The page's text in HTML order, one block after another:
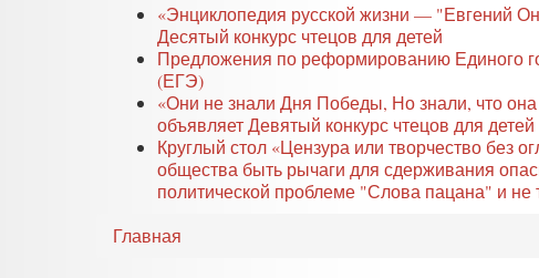
«Энциклопедия русской жизни — "Евгений
Десятый конкурс чтецов для детей
Предложения по реформированию Единого
(ЕГЭ)
«Они не знали Дня Победы, Но знали, что
объявляет Девятый конкурс чтецов для детей
Круглый стол «Цензура или творчество без
общества быть рычаги для сдерживания
политической проблеме "Слова пацана" и не
Главная